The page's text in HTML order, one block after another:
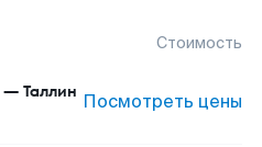
Стоимость
— Таллин Посмотреть цены